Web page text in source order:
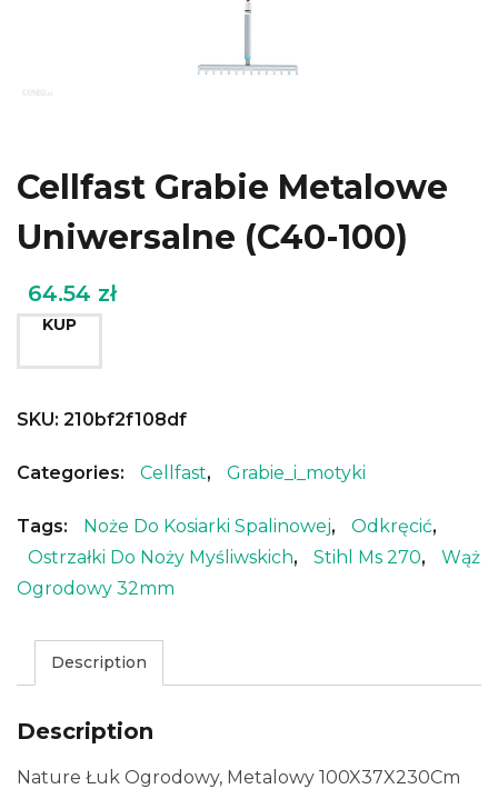
Cellfast Grabie Metalowe
Uniwersalne (C40-100)
64.54 zł
KUP
SKU: 210bf2f108df
Categories: Cellfast, Grabie_i_motyki
Tags: Noże Do Kosiarki Spalinowej, Odkręcić,
Ostrzałki Do Noży Myśliwskich, Stihl Ms 270,
Wąż
Ogrodowy 32mm
Description
Description
Nature Łuk Ogrodowy, Metalowy 100X37X230Cm